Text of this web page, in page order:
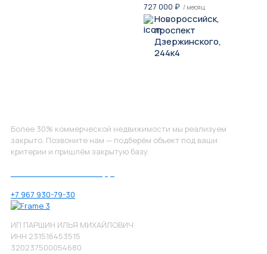
727 000 ₽ / месяц
Новороссийск,
проспект
Дзержинского,
244к4
Более 30% коммерческой недвижимости мы реализуем
закрыто. Позвоните нам — подберём объект под ваши
критерии и пришлём закрытую базу.
+7 967 930-79-30
ИП ПАРШИН ИЛЬЯ МИХАЙЛОВИЧ
ИНН 231516453515
320237500054680